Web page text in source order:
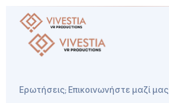
Ερωτήσεις; Επικοινωνήστε μαζί μας